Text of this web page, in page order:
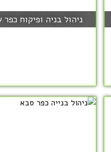
ניהול בניה ופיקוח כפר